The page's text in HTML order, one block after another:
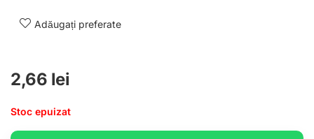
Adăugați preferate
2,66 lei
Stoc epuizat